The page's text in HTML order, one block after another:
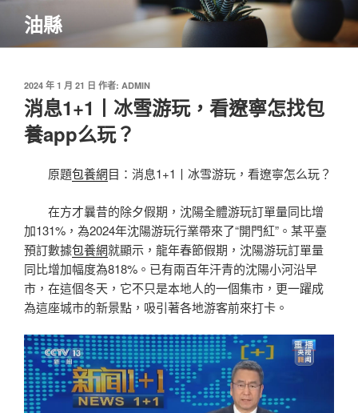
主
油縣
發
佈
於
2024 年 1 月 21 日 作者: ADMIN
消息1+1丨冰雪游玩，看遼寧怎找包
養app么玩？
原題包養網目：消息1+1丨冰雪游玩，看遼寧怎么玩？
在方才曩昔的除夕假期，沈陽全體游玩訂單量同比增
加131%，為2024年沈陽游玩行業帶來了“開門紅”。某平臺
預訂數據包養網就顯示，龍年春節假期，沈陽游玩訂單量
同比增加幅度為818%。已有兩百年汗青的沈陽小河沿早
市，在這個冬天，它不只是本地人的一個集市，更一躍成
為這座城市的新景點，吸引著各地游客前來打卡。